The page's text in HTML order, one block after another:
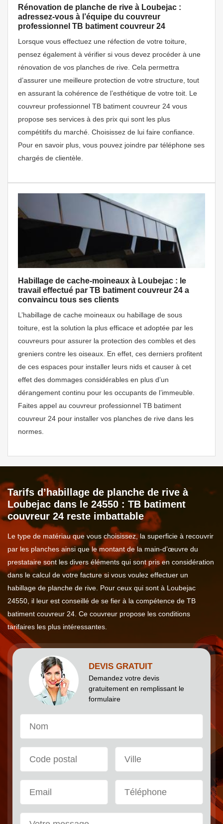
Rénovation de planche de rive à Loubejac :
adressez-vous à l’équipe du couvreur
professionnel TB batiment couvreur 24
Lorsque vous effectuez une réfection de votre toiture,
pensez également à vérifier si vous devez procéder à une
rénovation de vos planches de rive. Cela permettra
d’assurer une meilleure protection de votre structure, tout
en assurant la cohérence de l’esthétique de votre toit. Le
couvreur professionnel TB batiment couvreur 24 vous
propose ses services à des prix qui sont les plus
compétitifs du marché. Choisissez de lui faire confiance.
Pour en savoir plus, vous pouvez joindre par téléphone ses
chargés de clientèle.
Habillage de cache-moineaux à Loubejac : le
travail effectué par TB batiment couvreur 24 a
convaincu tous ses clients
L’habillage de cache moineaux ou habillage de sous
toiture, est la solution la plus efficace et adoptée par les
couvreurs pour assurer la protection des combles et des
greniers contre les oiseaux. En effet, ces derniers profitent
de ces espaces pour installer leurs nids et causer à cet
effet des dommages considérables en plus d’un
dérangement continu pour les occupants de l’immeuble.
Faites appel au couvreur professionnel TB batiment
couvreur 24 pour installer vos planches de rive dans les
normes.
Tarifs d’habillage de planche de rive à
Loubejac dans le 24550 : TB batiment
couvreur 24 reste imbattable
Le type de matériau que vous choisissez, la superficie à recouvrir
par les planches ainsi que le montant de la main-d’œuvre du
prestataire sont les divers éléments qui sont pris en considération
dans le calcul de votre facture si vous voulez effectuer un
habillage de planche de rive. Pour ceux qui sont à Loubejac
24550, il leur est conseillé de se fier à la compétence de TB
batiment couvreur 24. Ce couvreur propose les conditions
tarifaires les plus intéressantes.
DEVIS GRATUIT
Demandez votre devis
gratuitement en remplissant le
formulaire